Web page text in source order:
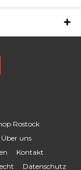
Rostock
Über uns
Kontakt
Datenschutz